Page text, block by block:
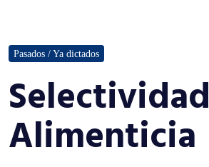
Pasados / Ya dictados
Selectividad
Alimenticia